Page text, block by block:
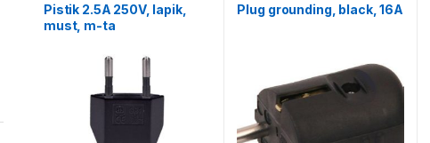
Pistik 2.5A 250V, lapik,
must, m-ta
Plug grounding, black, 16A